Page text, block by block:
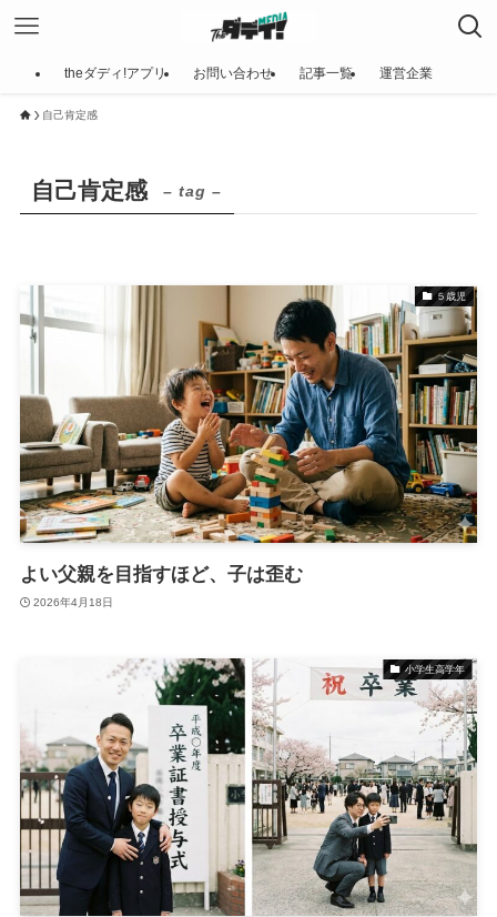
theダディ!アプリ お問い合わせ 記事一覧 運営企業
自己肯定感
自己肯定感 – tag –
５歳児
よい父親を目指すほど、子は歪む
2026年4月18日
小学生高学年